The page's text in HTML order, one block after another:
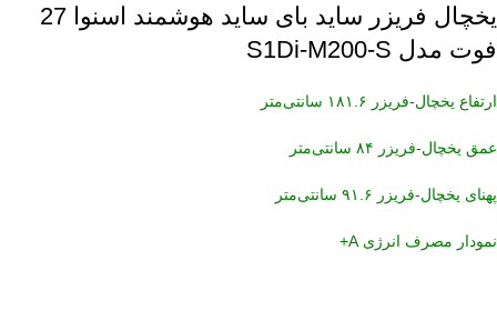
یخچال فریزر ساید بای ساید هوشمند اسنوا 27
فوت مدل S1Di-M200-S
ارتفاع یخچال-فریزر ۱۸۱.۶ سانتی‌متر
عمق یخچال-فریزر ۸۴ سانتی‌متر
پهنای یخچال-فریزر ۹۱.۶ سانتی‌متر
نمودار مصرف انرژی A+